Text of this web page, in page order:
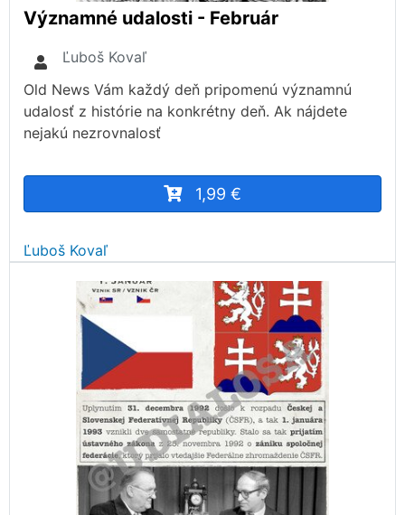
Významné udalosti - Február
Ľuboš Kovaľ
Old News Vám každý deň pripomenú významnú
udalosť z histórie na konkrétny deň. Ak nájdete
nejakú nezrovnalosť
1,99 €
Ľuboš Kovaľ